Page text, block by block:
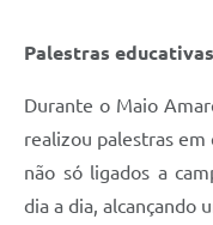
Palestras
Durante o Maio
realizou palestras
não só ligados a
dia a dia, alcançando